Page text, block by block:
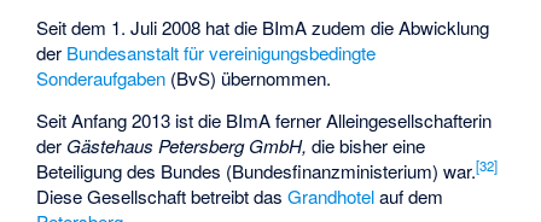
Seit dem 1. Juli 2008 hat die BImA zudem die Abwicklung
der Bundesanstalt für vereinigungsbedingte
Sonderaufgaben (BvS) übernommen.
Seit Anfang 2013 ist die BImA ferner Alleingesellschafterin
der Gästehaus Petersberg GmbH, die bisher eine
Beteiligung des Bundes (Bundesfinanzministerium) war.[32]
Diese Gesellschaft betreibt dasGrandhotelauf dem